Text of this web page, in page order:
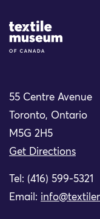
Site Logo
55 Centre Avenue
Toronto, Ontario
M5G 2H5
Get Directions
Tel: (416) 599-5321
Email: